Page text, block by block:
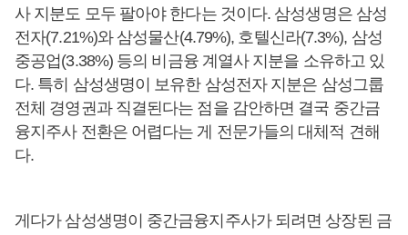
사 지분도 모두 팔아야 한다는 것이다. 삼성생명은 삼성
전자(7.21%)와 삼성물산(4.79%), 호텔신라(7.3%), 삼성
중공업(3.38%) 등의 비금융 계열사 지분을 소유하고 있
다. 특히 삼성생명이 보유한 삼성전자 지분은 삼성그룹
전체 경영권과 직결된다는 점을 감안하면 결국 중간금
융지주사 전환은 어렵다는 게 전문가들의 대체적 견해
다.
게다가 삼성생명이 중간금융지주사가 되려면 상장된 금